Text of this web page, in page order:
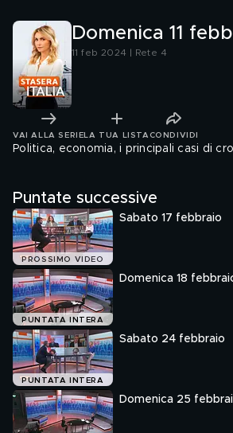
Domenica 11
11 feb 2024 | Rete 4
VAI ALLA SERIE LA TUA LISTA CONDIVIDI
Politica, economia, i principali casi di
Puntate successive
PROSSIMO VIDEO
Sabato 17 febbraio
PUNTATA INTERA
Domenica 18
PUNTATA INTERA
Sabato 24 febbraio
Domenica 25